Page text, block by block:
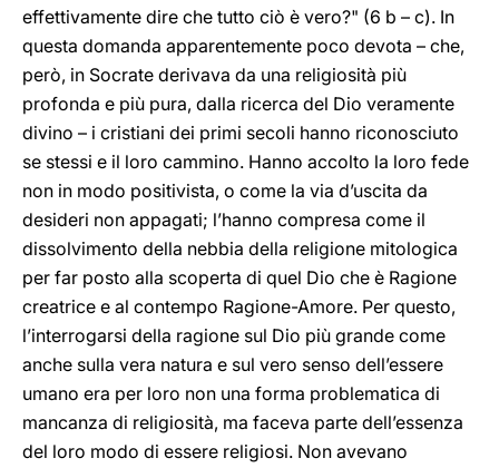
effettivamente dire che tutto ciò è vero?" (6 b – c). In
questa domanda apparentemente poco devota – che,
però, in Socrate derivava da una religiosità più
profonda e più pura, dalla ricerca del Dio veramente
divino – i cristiani dei primi secoli hanno riconosciuto
se stessi e il loro cammino. Hanno accolto la loro fede
non in modo positivista, o come la via d’uscita da
desideri non appagati; l’hanno compresa come il
dissolvimento della nebbia della religione mitologica
per far posto alla scoperta di quel Dio che è Ragione
creatrice e al contempo Ragione-Amore. Per questo,
l’interrogarsi della ragione sul Dio più grande come
anche sulla vera natura e sul vero senso dell’essere
umano era per loro non una forma problematica di
mancanza di religiosità, ma faceva parte dell’essenza
del loro modo di essere religiosi. Non avevano